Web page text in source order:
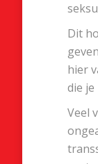
Dit
hier
die
Veel